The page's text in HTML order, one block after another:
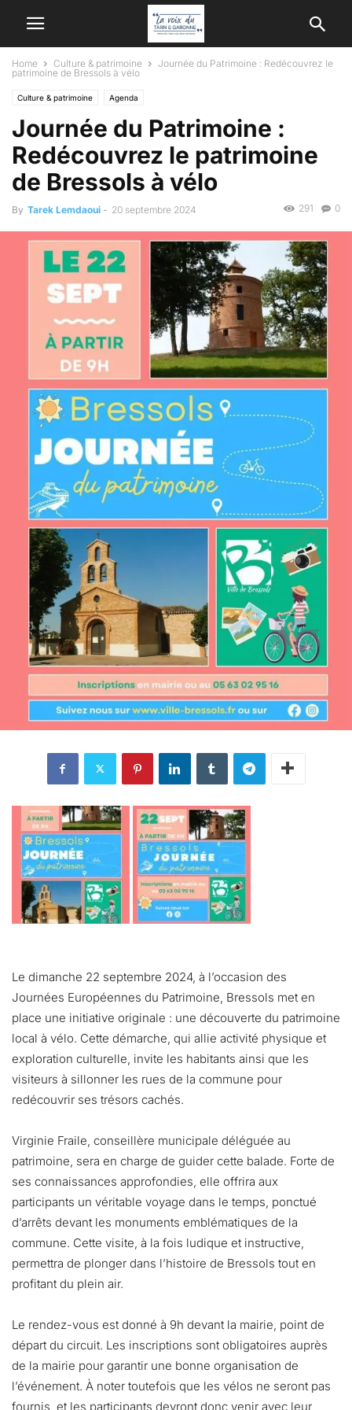
Home Culture & patrimoine
Journée du Patrimoine : Redécouvrez le
patrimoine de Bressols à vélo
Culture & patrimoine Agenda
Journée du Patrimoine :
Redécouvrez le patrimoine
de Bressols à vélo
By Tarek Lemdaoui - 20 septembre 2024 0
291
Le dimanche 22 septembre 2024, à l’occasion des
Journées Européennes du Patrimoine, Bressols met en
place une initiative originale : une découverte du patrimoine
local à vélo. Cette démarche, qui allie activité physique et
exploration culturelle, invite les habitants ainsi que les
visiteurs à sillonner les rues de la commune pour
redécouvrir ses trésors cachés.
Virginie Fraile, conseillère municipale déléguée au
patrimoine, sera en charge de guider cette balade. Forte de
ses connaissances approfondies, elle offrira aux
participants un véritable voyage dans le temps, ponctué
d’arrêts devant les monuments emblématiques de la
commune. Cette visite, à la fois ludique et instructive,
permettra de plonger dans l’histoire de Bressols tout en
profitant du plein air.
Le rendez-vous est donné à 9h devant la mairie, point de
départ du circuit. Les inscriptions sont obligatoires auprès
de la mairie pour garantir une bonne organisation de
l’événement. À noter toutefois que les vélos ne seront pas
fournis, et les participants devront donc venir avec leur